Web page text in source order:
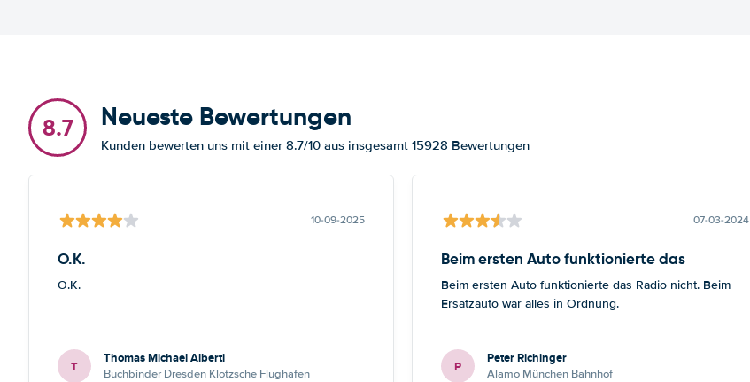
8.7 Neueste Bewertungen
Kunden bewerten uns mit einer 8.7/10 aus insgesamt 15928 Bewertungen
10-09-2025
O.K.
O.K.
T Thomas Michael Alberti
Buchbinder Dresden Klotzsche Flughafen
07-03-2024
Beim ersten Auto funktionierte das
Beim ersten Auto funktionierte das Radio nicht. Beim
Ersatzauto war alles in Ordnung.
P Peter Richinger
Alamo München Bahnhof